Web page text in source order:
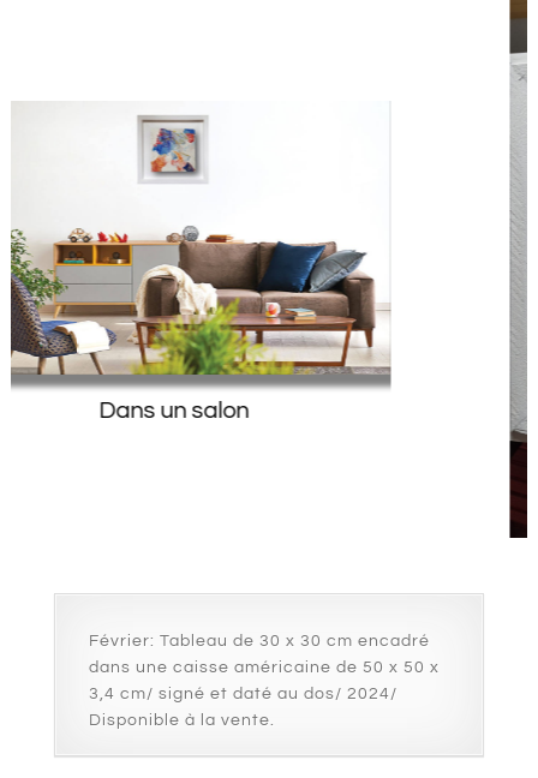
Février: Tableau de 30 x 30 cm encadré
dans une caisse américaine de 50 x 50 x
3,4 cm/ signé et daté au dos/ 2024/
Disponible à la vente.